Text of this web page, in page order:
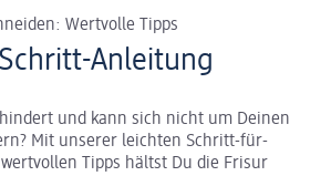
Wertvolle Tipps
Anleitung
und kann sich nicht um Deinen
Mit unserer leichten Schritt-für-
Tipps hältst Du die Frisur